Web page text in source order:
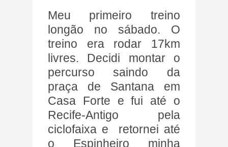
Meu primeiro treino
longão no sábado. O
treino era rodar 17km
livres. Decidi montar o
percurso saindo da
praça de Santana em
Casa Forte e fui até o
Recife-Antigo pela
ciclofaixa e retornei até
o Espinheiro minha